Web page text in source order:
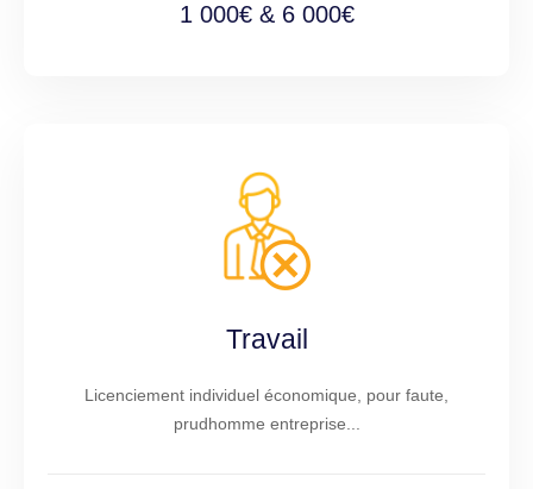
1 000€ & 6 000€
Travail
Licenciement individuel économique, pour faute,
prudhomme entreprise...